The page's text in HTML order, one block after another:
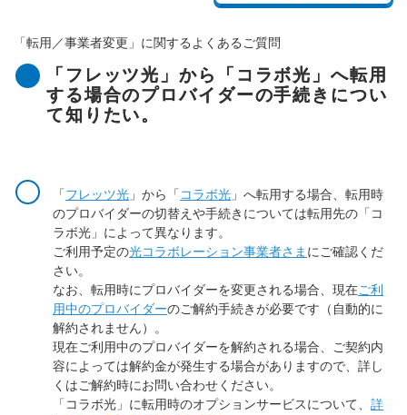
「転用／事業者変更 」に関するよくあるご質問
「フレッツ光」から「コラボ光」へ転用
する場合のプロバイダーの手続きについ
て知りたい。
「フレッツ光 」から「 コラボ光 」へ転用する場合、転用時
のプロバイダーの切替えや手続きについては転用先の「コ
ラボ光」によって異なります。
ご利用予定の光コラボレーション事業者さま にご確認くだ
さい。
なお、転用時にプロバイダーを変更される場合、現在ご利
用中のプロバイダーのご解約手続きが必要です（自動的に
解約されません）。
現在ご利用中のプロバイダーを解約される場合、ご契約内
容によっては解約金が発生する場合がありますので、詳し
くはご解約時にお問い合わせください。
「コラボ光」に転用時のオプションサービスについて、 詳